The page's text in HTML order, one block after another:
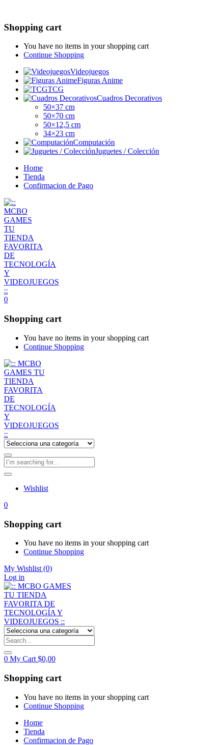
Shopping cart
You have no items in your shopping cart
Continue Shopping
Videojuegos
Figuras Anime
TCG
Cuadros Decorativos
50×37 cm
50×70 cm
50×12,5 cm
34×23 cm
Computación
Juguetes / Colección
Home
Tienda
Confirmacion de Pago
0
Shopping cart
You have no items in your shopping cart
Continue Shopping
Wishlist
0
Shopping cart
You have no items in your shopping cart
Continue Shopping
My Wishlist (0)
Log in
0 My Cart $0,00
Shopping cart
You have no items in your shopping cart
Continue Shopping
Home
Tienda
Confirmacion de Pago